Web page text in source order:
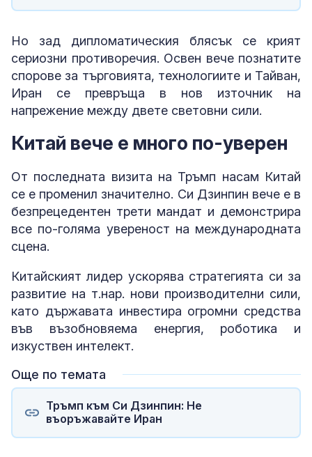
Но зад дипломатическия блясък се крият
сериозни противоречия. Освен вече познатите
спорове за търговията, технологиите и Тайван,
Иран се превръща в нов източник на
напрежение между двете световни сили.
Китай вече е много по-уверен
От последната визита на Тръмп насам Китай
се е променил значително. Си Дзинпин вече е в
безпрецедентен трети мандат и демонстрира
все по-голяма увереност на международната
сцена.
Китайският лидер ускорява стратегията си за
развитие на т.нар. нови производителни сили,
като държавата инвестира огромни средства
във възобновяема енергия, роботика и
изкуствен интелект.
Още по темата
Тръмп към Си Дзинпин: Не
въоръжавайте Иран